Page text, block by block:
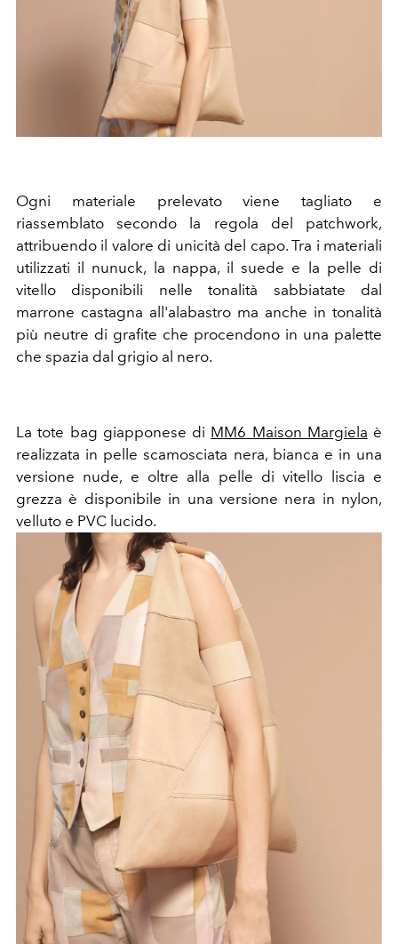
Ogni materiale prelevato viene tagliato e
riassemblato secondo la regola del patchwork,
attribuendo il valore di unicità del capo. Tra i materiali
utilizzati il nunuck, la nappa, il suede e la pelle di
vitello disponibili nelle tonalità sabbiatate dal
marrone castagna all'alabastro ma anche in tonalità
più neutre di grafite che procendono in una palette
che spazia dal grigio al nero.
La tote bag giapponese di MM6 Maison Margiela è
realizzata in pelle scamosciata nera, bianca e in una
versione nude, e oltre alla pelle di vitello liscia e
grezza è disponibile in una versione nera in nylon,
velluto e PVC lucido.